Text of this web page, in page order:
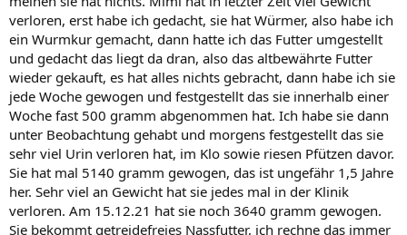
verloren, erst habe ich gedacht, sie hat Würmer, also habe ich
ein Wurmkur gemacht, dann hatte ich das Futter umgestellt
und gedacht das liegt da dran, also das altbewährte Futter
wieder gekauft, es hat alles nichts gebracht, dann habe ich sie
jede Woche gewogen und festgestellt das sie innerhalb einer
Woche fast 500 gramm abgenommen hat. Ich habe sie dann
unter Beobachtung gehabt und morgens festgestellt das sie
sehr viel Urin verloren hat, im Klo sowie riesen Pfützen davor.
Sie hat mal 5140 gramm gewogen, das ist ungefähr 1,5 Jahre
her. Sehr viel an Gewicht hat sie jedes mal in der Klinik
verloren. Am 15.12.21 hat sie noch 3640 gramm gewogen.
Sie bekommt getreidefreies Nassfutter, ich rechne das immer